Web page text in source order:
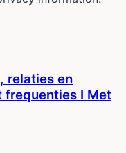
relaties en
frequenties I Met